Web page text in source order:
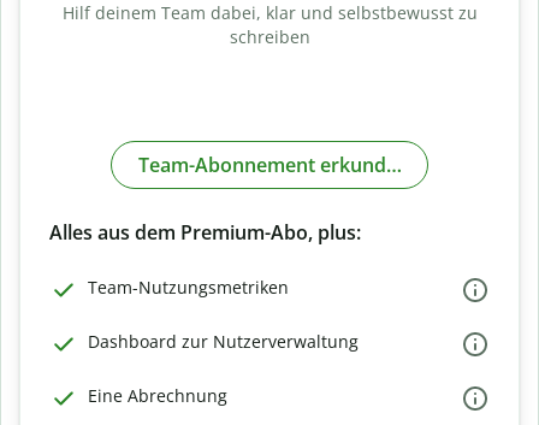
Hilf deinem Team dabei, klar und selbstbewusst zu
schreiben
Team-Abonnement erkunden
Alles aus dem Premium-Abo, plus:
Team-Nutzungsmetriken
Dashboard zur Nutzerverwaltung
Eine Abrechnung